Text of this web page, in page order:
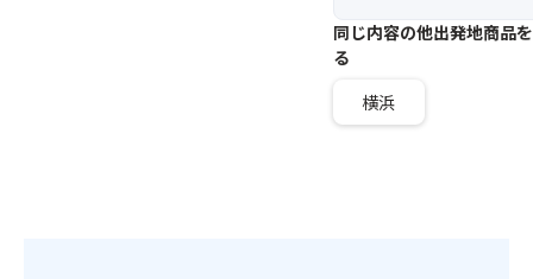
同じ内容の他出発地商品
る
横浜